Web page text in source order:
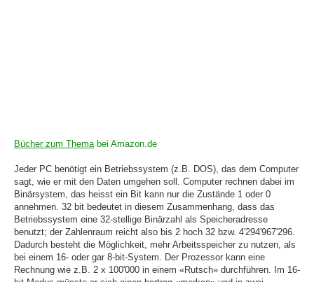
Bücher zum Themabei Amazon.de
Jeder PC benötigt ein Betriebssystem (z.B. DOS), das dem Computer
sagt, wie er mit den Daten umgehen soll. Computer rechnen dabei im
Binärsystem, das heisst ein Bit kann nur die Zustände 1 oder 0
annehmen. 32 bit bedeutet in diesem Zusammenhang, dass das
Betriebssystem eine 32-stellige Binärzahl als Speicheradresse
benutzt; der Zahlenraum reicht also bis 2 hoch 32 bzw. 4'294'967'296.
Dadurch besteht die Möglichkeit, mehr Arbeitsspeicher zu nutzen, als
bei einem 16- oder gar 8-bit-System. Der Prozessor kann eine
Rechnung wie z.B. 2 x 100'000 in einem «Rutsch» durchführen. Im 16-